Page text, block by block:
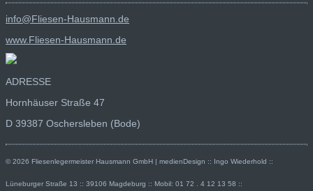
info@Fliesen-Hausmann.de
www.Fliesen-Hausmann.de
ADRESSE
Hornhäuser Straße 47
D 39387 Oschersleben (Bode)
© 2026 Fliesenlegermeister Hausmann GmbH | medienDesign :: Ingo Wiederhold ::
Lüneburger Straße 13 :: 39106 Magdeburg :: Mobil: 01 72 . 4 12 13 58 ::